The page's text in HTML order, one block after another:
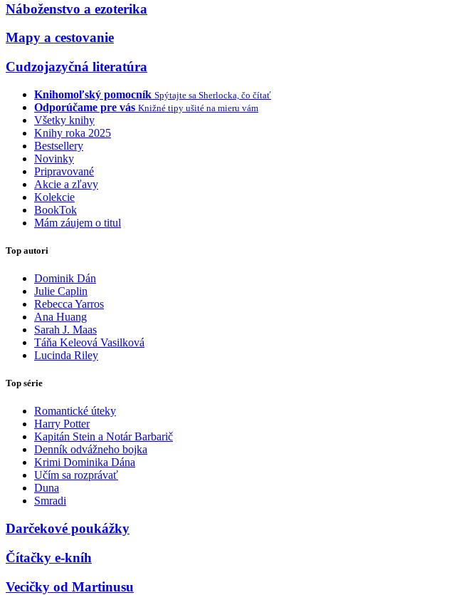
Náboženstvo a ezoterika
Mapy a cestovanie
Cudzojazyčná literatúra
Knihomoľský pomocník Spýtajte sa Sherlocka, čo čítať
Odporúčame pre vás Knižné tipy ušité na mieru vám
Všetky knihy
Knihy roka 2025
Bestsellery
Novinky
Pripravované
Akcie a zľavy
Kolekcie
BookTok
Mám záujem o titul
Top autori
Dominik Dán
Julie Caplin
Rebecca Yarros
Ana Huang
Sarah J. Maas
Táňa Keleová Vasilková
Lucinda Riley
Top série
Romantické úteky
Harry Potter
Kapitán Stein a Notár Barbarič
Denník odvážneho bojka
Krimi Dominika Dána
Učím sa rozprávať
Duna
Smradi
Darčekové poukážky
Čítačky e-kníh
Vecičky od Martinusu